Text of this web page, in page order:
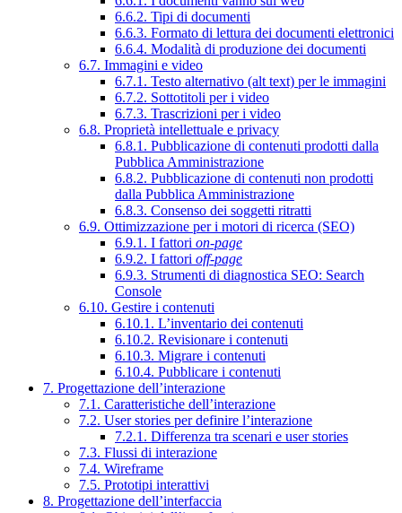
6.6.2. Tipi di documenti
6.6.3. Formato di lettura dei documenti elettronici
6.6.4. Modalità di produzione dei documenti
6.7. Immagini e video
6.7.1. Testo alternativo (alt text) per le immagini
6.7.2. Sottotitoli per i video
6.7.3. Trascrizioni per i video
6.8. Proprietà intellettuale e privacy
6.8.1. Pubblicazione di contenuti prodotti dalla
Pubblica Amministrazione
6.8.2. Pubblicazione di contenuti non prodotti
dalla Pubblica Amministrazione
6.8.3. Consenso dei soggetti ritratti
6.9. Ottimizzazione per i motori di ricerca (SEO)
6.9.1. I fattori on-page
6.9.2. I fattori off-page
6.9.3. Strumenti di diagnostica SEO: Search
Console
6.10. Gestire i contenuti
6.10.1. L’inventario dei contenuti
6.10.2. Revisionare i contenuti
6.10.3. Migrare i contenuti
6.10.4. Pubblicare i contenuti
7. Progettazione dell’interazione
7.1. Caratteristiche dell’interazione
7.2. User stories per definire l’interazione
7.2.1. Differenza tra scenari e user stories
7.3. Flussi di interazione
7.4. Wireframe
7.5. Prototipi interattivi
8. Progettazione dell’interfaccia